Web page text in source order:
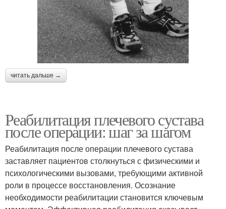
читать дальше →
Реабилитация плечевого сустава
после операции: шаг за шагом
Реабилитация после операции плечевого сустава
заставляет пациентов столкнуться с физическими и
психологическими вызовами, требующими активной
роли в процессе восстановления. Осознание
необходимости реабилитации становится ключевым